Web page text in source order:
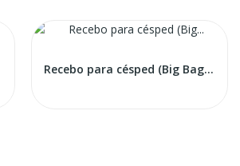
Recebo para césped (Big Bag 1m3)